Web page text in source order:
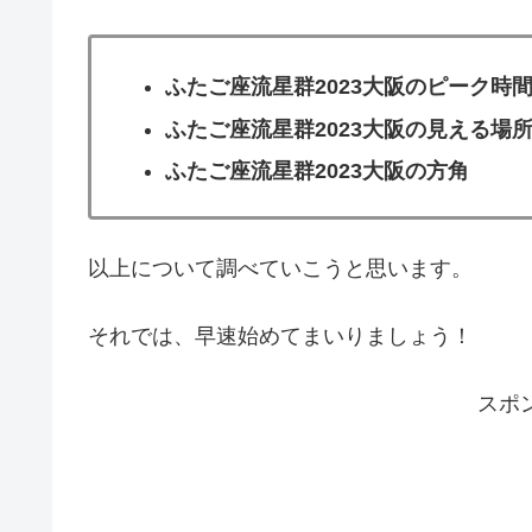
ふたご座流星群2023大阪のピーク時間
ふたご座流星群2023大阪の見える場所
ふたご座流星群2023大阪の方角
以上について調べていこうと思います。
それでは、早速始めてまいりましょう！
スポ